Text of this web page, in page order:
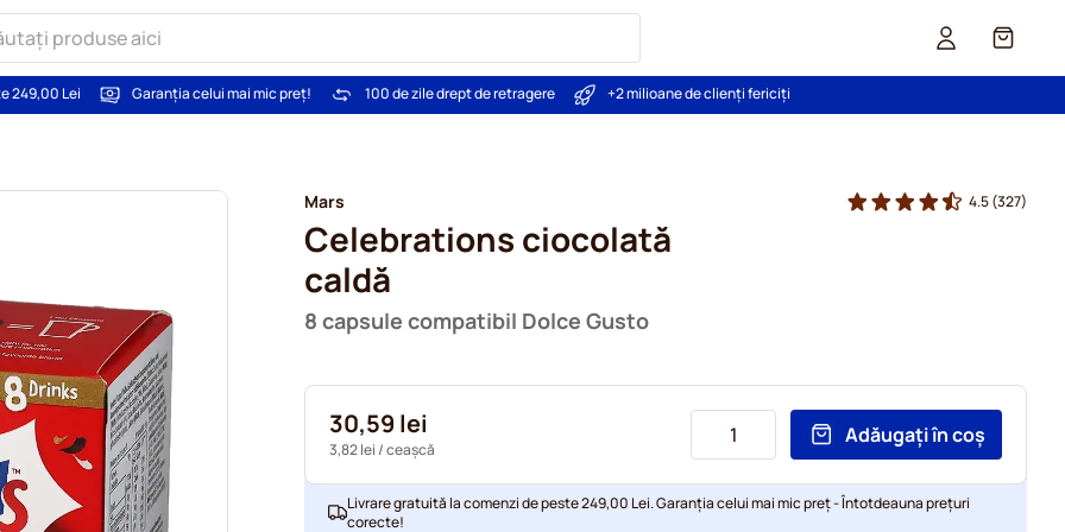
Coș
249,00 Lei Garanția celui mai mic preț! 100 de zile drept de retragere +2 milioane de clienți fericiți
Mars
Celebrations ciocolată
caldă
8 capsule compatibil Dolce Gusto
4.5(327)
30,59 lei
3,82 lei / ceașcă
Adăugați în coș
Livrare gratuită la comenzi de peste 249,00 Lei. Garanția celui mai mic preț - Întotdeauna prețuri
corecte!